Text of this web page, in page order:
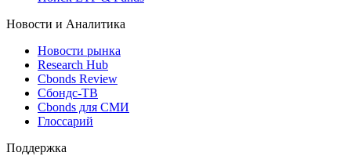
Новости и Аналитика
Новости рынка
Research Hub
Cbonds Review
Сбондс-ТВ
Cbonds для СМИ
Глоссарий
Поддержка